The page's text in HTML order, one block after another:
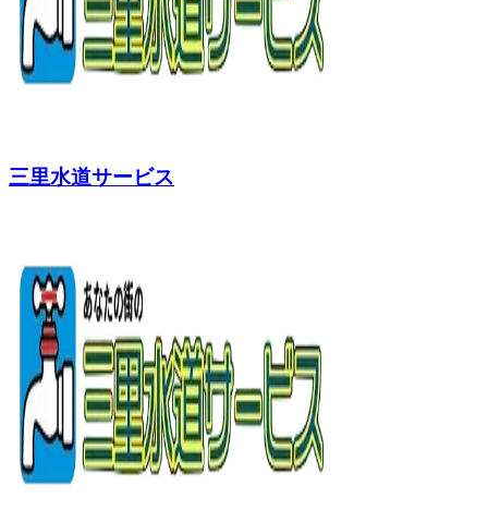
三里水道サービス